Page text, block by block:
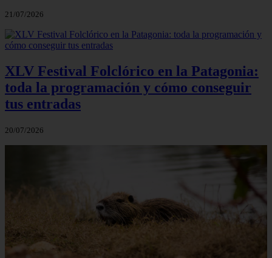
21/07/2026
XLV Festival Folclórico en la Patagonia:
toda la programación y cómo conseguir
tus entradas
20/07/2026